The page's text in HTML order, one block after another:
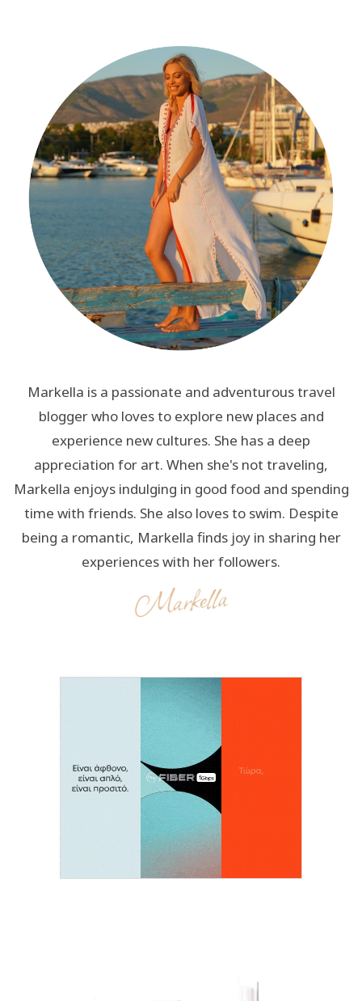
Markella is a passionate and adventurous travel
blogger who loves to explore new places and
experience new cultures. She has a deep
appreciation for art. When she's not traveling,
Markella enjoys indulging in good food and spending
time with friends. She also loves to swim. Despite
being a romantic, Markella finds joy in sharing her
experiences with her followers.